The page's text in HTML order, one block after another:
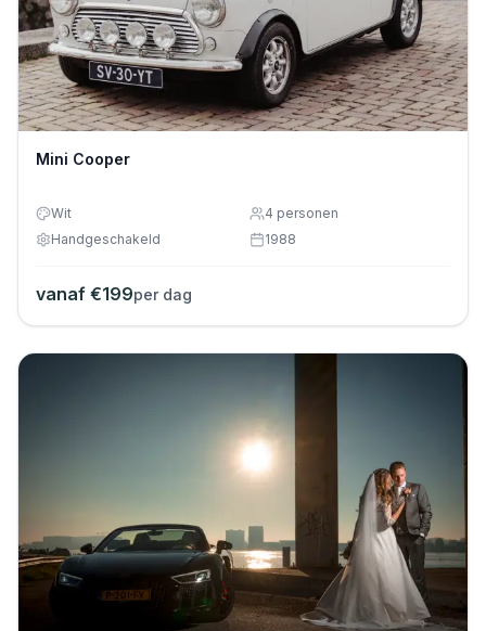
Mini Cooper
Wit 4 personen
Handgeschakeld
1988
vanaf €199per dag